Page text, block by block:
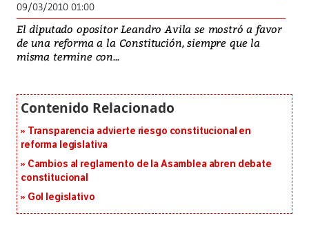
09/03/2010 01:00
El diputado opositor Leandro Avila se mostró a favor
de una reforma a la Constitución, siempre que la
misma termine con...
Transparencia advierte riesgo constitucional en
reforma legislativa
Cambios al reglamento de la Asamblea abren debate
constitucional
Gol legislativo